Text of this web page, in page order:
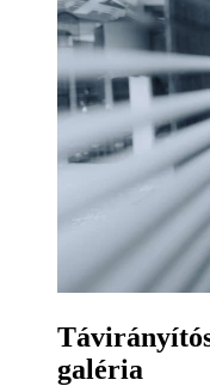
galéria